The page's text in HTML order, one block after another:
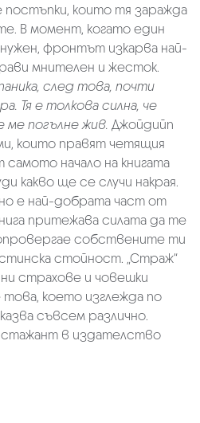
които тя заражда
В момент, когато един
фронтът изкарва най-
мнителен и жесток.
след това, почти
Тя е толкова силна, че
погълне жив. Джойдийп
които правят четящия
начало на книгата
какво ще се случи накрая.
е най-добрата част от
притежава силата да те
опровергае собствените ти
стойност. „Страж“
страхове и човешки
това, което изглежда по
съвсем различно.
в издателство